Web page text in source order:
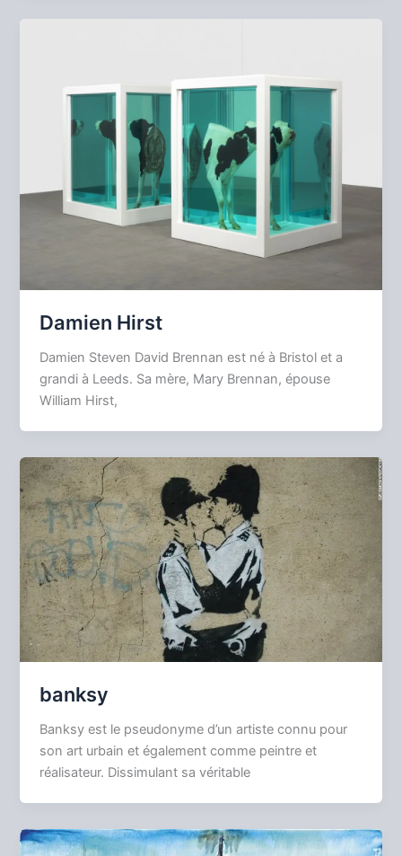
Damien Hirst
Damien Steven David Brennan est né à Bristol et a
grandi à Leeds. Sa mère, Mary Brennan, épouse
William Hirst,
banksy
Banksy est le pseudonyme d’un artiste connu pour
son art urbain et également comme peintre et
réalisateur. Dissimulant sa véritable